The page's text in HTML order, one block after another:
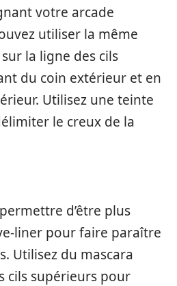
votre arcade
utiliser la même
la ligne des cils
du coin extérieur et en
Utilisez une teinte
le creux de la
d’être plus
liner pour faire paraître
Utilisez du mascara
cils supérieurs pour